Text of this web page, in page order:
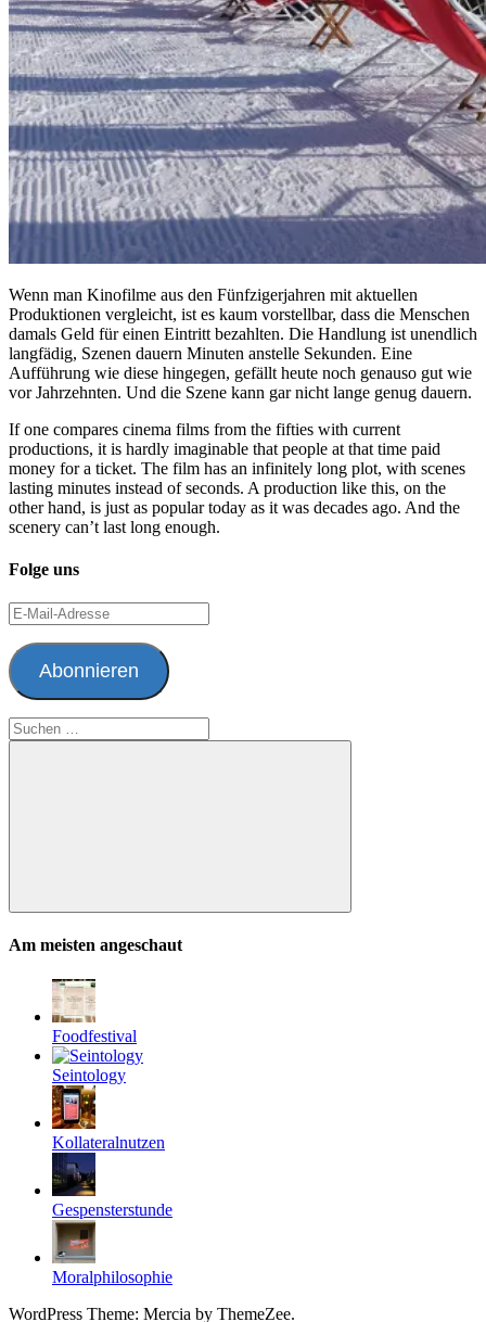
Wenn man Kinofilme aus den Fünfzigerjahren mit aktuellen
Produktionen vergleicht, ist es kaum vorstellbar, dass die Menschen
damals Geld für einen Eintritt bezahlten. Die Handlung ist unendlich
langfädig, Szenen dauern Minuten anstelle Sekunden. Eine
Aufführung wie diese hingegen, gefällt heute noch genauso gut wie
vor Jahrzehnten. Und die Szene kann gar nicht lange genug dauern.
If one compares cinema films from the fifties with current
productions, it is hardly imaginable that people at that time paid
money for a ticket. The film has an infinitely long plot, with scenes
lasting minutes instead of seconds. A production like this, on the
other hand, is just as popular today as it was decades ago. And the
scenery can’t last long enough.
Folge uns
E-
Mail-
Adresse
Abonnieren
Suchen
nach:
Suchen
Am meisten angeschaut
Foodfestival
Seintology
Kollateralnutzen
Gespensterstunde
Moralphilosophie
WordPress Theme: Mercia by ThemeZee.